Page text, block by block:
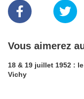
Vous aimerez
18 & 19 juillet 1952 :
Vichy